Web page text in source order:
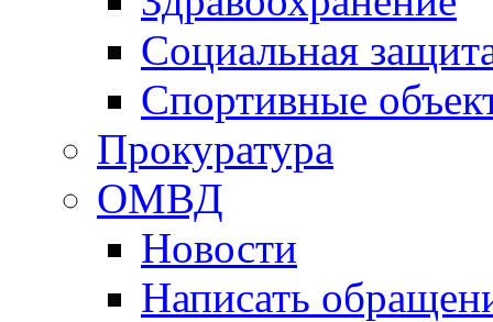
Социальная
Спортивные
Прокуратура
ОМВД
Новости
Написать